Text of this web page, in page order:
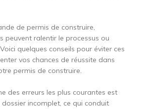
de permis de construire,
peuvent ralentir le processus ou
quelques conseils pour éviter ces
vos chances de réussite dans
permis de construire.
des erreurs les plus courantes est
incomplet, ce qui conduit